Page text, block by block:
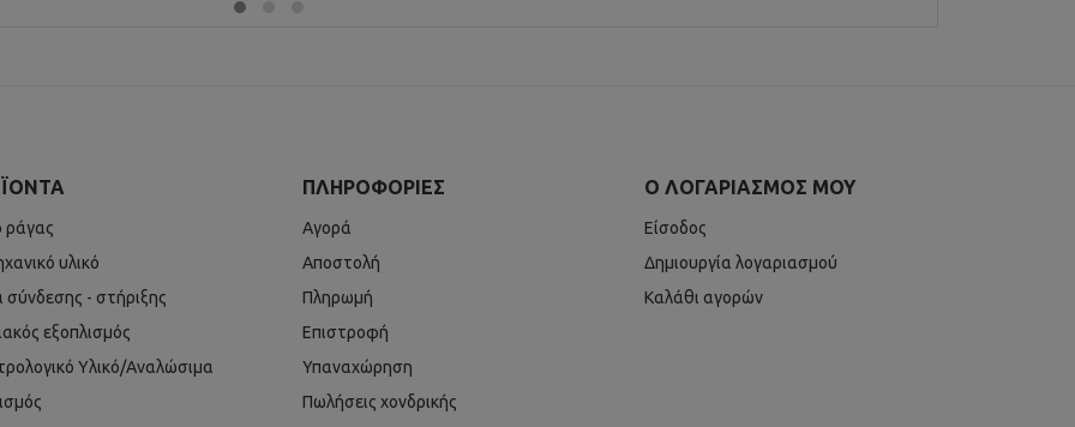
ράγας
υλικό
σύνδεσης - στήριξης
εξοπλισμός
Υλικό/Αναλώσιμα
ΠΛΗΡΟΦΟΡΊΕΣ
Αγορά
Αποστολή
Πληρωμή
Επιστροφή
Υπαναχώρηση
Πωλήσεις χονδρικής
Ο ΛΟΓΑΡΙΑΣΜΌΣ ΜΟΥ
Είσοδος
Δημιουργία λογαριασμού
Καλάθι αγορών